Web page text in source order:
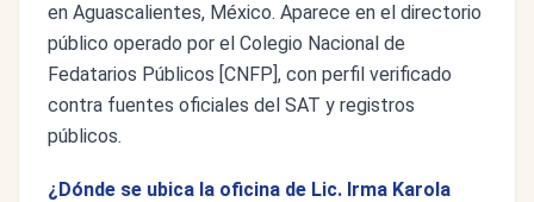
en Aguascalientes, México. Aparece en el directorio
público operado por el Colegio Nacional de
Fedatarios Públicos [CNFP], con perfil verificado
contra fuentes oficiales del SAT y registros
públicos.
¿Dónde se ubica la oficina de Lic. Irma Karola